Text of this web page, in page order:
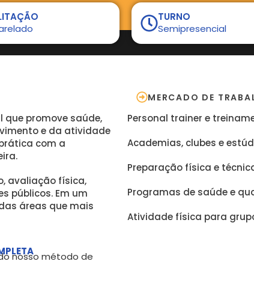
TURNO
Semipresencial
que promove saúde,
e da atividade
com a
avaliação física,
públicos. Em um
áreas que mais
MERCADO DE
Personal trainer e
Academias, clubes e
Preparação física e
Programas de saúde e
Atividade física para
nosso método de